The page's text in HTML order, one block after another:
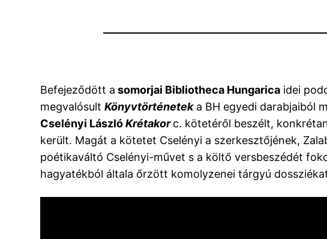
Befejeződött a somorjai Bibliotheca Hungarica idei
megvalósultKönyvtörténetek a BH egyedi darabjaiból
Cselényi LászlóKrétakorc. kötetéről beszélt,
került. Magát a kötetet Cselényi a szerkesztőjének,
poétikaváltó Cselényi-művet s a költő versbeszédét
hagyatékból általa őrzött komolyzenei tárgyú